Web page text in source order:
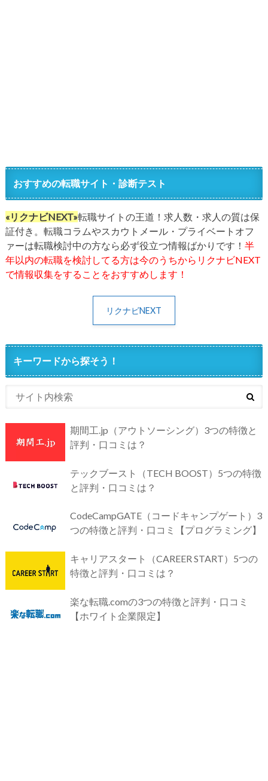
おすすめの転職サイト・診断テスト
«リクナビNEXT»転職サイトの王道！求人数・求人の質は保
証付き。転職コラムやスカウトメール・プライベートオフ
ァーは転職検討中の方なら必ず役立つ情報ばかりです！ 半
年以内の転職を検討してる方は今のうちからリクナビNEXT
で情報収集をすることをおすすめします！
リクナビNEXT
キーワードから探そう！
期間工.jp（アウトソーシング）3つの特徴と
評判・口コミは？
テックブースト（TECH BOOST）5つの特徴
と評判・口コミは？
CodeCampGATE（コードキャンプゲート）3
つの特徴と評判・口コミ【プログラミング】
キャリアスタート（CAREER START）5つの
特徴と評判・口コミは？
楽な転職.comの3つの特徴と評判・口コミ
【ホワイト企業限定】